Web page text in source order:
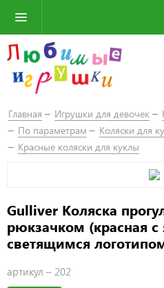
Главная Игрушки для девочек
По параметрам
Коляски для
Красные коляски для куклы
Gulliver Коляска
рюкзачком (красная
светящимся
артикул – 202